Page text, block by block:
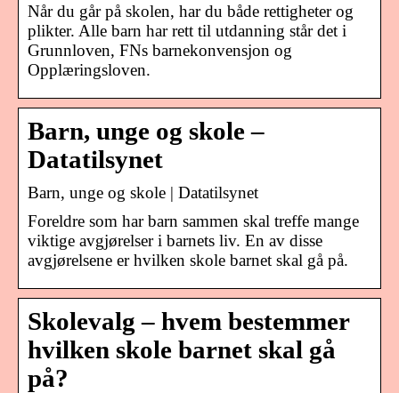
Når du går på skolen, har du både rettigheter og
plikter. Alle barn har rett til utdanning står det i
Grunnloven, FNs barnekonvensjon og
Opplæringsloven.
Barn, unge og skole –
Datatilsynet
Barn, unge og skole | Datatilsynet
Foreldre som har barn sammen skal treffe mange
viktige avgjørelser i barnets liv. En av disse
avgjørelsene er hvilken skole barnet skal gå på.
Skolevalg – hvem bestemmer
hvilken skole barnet skal gå
på?